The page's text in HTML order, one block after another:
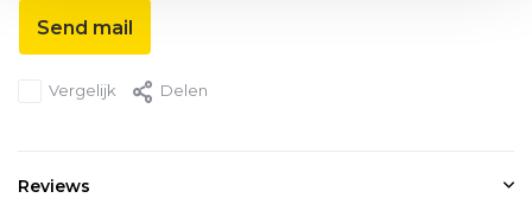
Send mail
Vergelijk Delen
Reviews